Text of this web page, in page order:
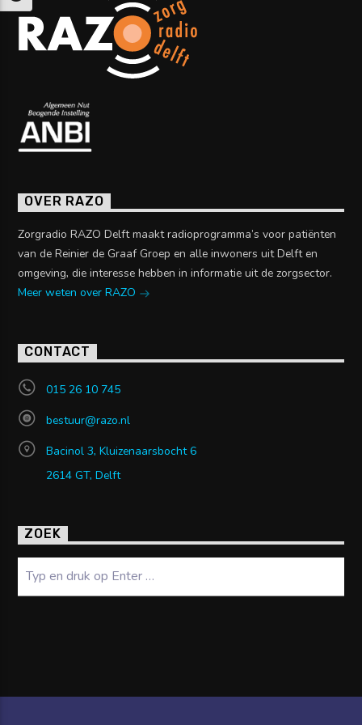
OVER RAZO
Zorgradio RAZO Delft maakt radioprogramma’s voor patiënten
van de Reinier de Graaf Groep en alle inwoners uit Delft en
omgeving, die interesse hebben in informatie uit de zorgsector.
Meer weten over RAZO
CONTACT
015 26 10 745
bestuur@razo.nl
Bacinol 3, Kluizenaarsbocht 6
2614 GT, Delft
ZOEK